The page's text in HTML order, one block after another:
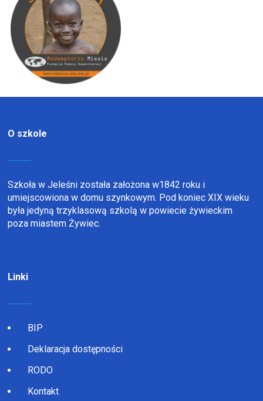
O szkole
Szkoła w Jeleśni została założona w1842 roku i
umiejscowiona w domu szynkowym. Pod koniec XIX wieku
była jedyną trzyklasową szkolą w powiecie żywieckim
poza miastem Żywiec.
Linki
BIP
Deklaracja dostępności
RODO
Kontakt